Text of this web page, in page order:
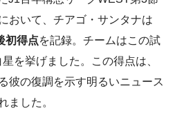
おいて、チアゴ・サンタナは
初得点を記録。チームはこの試
を挙げました。この得点は、
彼の復調を示す明るいニュース
ました。